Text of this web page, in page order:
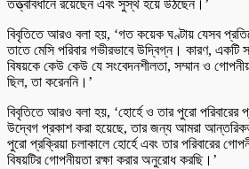
তত্ত্বাবধানে রয়েছেন এবং সুস্থ হয়ে উঠছেন।’
বিবৃতিতে আরও বলা হয়, ‘গত কয়েক ঘণ্টায় যেসব
তাতে মেসি পরিবার গভীরভাবে উদ্বিগ্ন। কারণ, একটি
বিষয়কে কেউ কেউ যে সংবেদনশীলতা, সম্মান ও
ছিল, তা করেননি।’
বিবৃতিতে আরও বলা হয়, ‘হোর্হে ও তার পুরো পরিবারের
উদ্বেগ প্রকাশ করা হয়েছে, তার জন্য আমরা
পুরো প্রক্রিয়া চলাকালে হোর্হে এবং তার পরিবারের
বিষয়টির গোপনীয়তা রক্ষা করার অনুরোধ করছি।’